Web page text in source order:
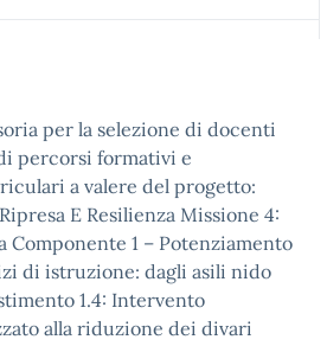
per la selezione di docenti
percorsi formativi e
a valere del progetto:
E Resilienza Missione 4:
Componente 1 – Potenziamento
di istruzione: dagli asili nido
1.4: Intervento
alla riduzione dei divari